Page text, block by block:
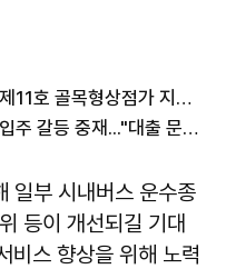
최원용 평택시장, 고덕택지상가 제11호 골목형상점가 지정...온누리상품권 사용 기반 확대
최원용 평택시장, 서희스타힐스 입주 갈등 중재..."대출 문제까지 끝까지 살필 것"
일부 시내버스 운수종
등이 개선되길 기대
비스 향상을 위해 노력